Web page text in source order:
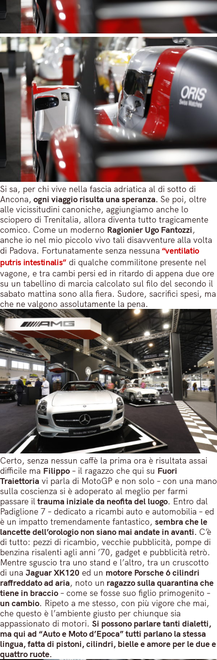
Si sa, per chi vive nella fascia adriatica al di sotto di
Ancona, ogni viaggio risulta una speranza. Se poi, oltre
alle vicissitudini canoniche, aggiungiamo anche lo
sciopero di Trenitalia, allora diventa tutto tragicamente
comico. Come un moderno Ragionier Ugo Fantozzi,
anche io nel mio piccolo vivo tali disavventure alla volta
di Padova. Fortunatamente senza nessuna “ventilatio
putris intestinalis” di qualche commilitone presente nel
vagone, e tra cambi persi ed in ritardo di appena due ore
su un tabellino di marcia calcolato sul filo del secondo il
sabato mattina sono alla fiera. Sudore, sacrifici spesi, ma
che ne valgono assolutamente la pena.
Certo, senza nessun caffè la prima ora è risultata assai
difficile ma Filippo – il ragazzo che qui su Fuori
Traiettoria vi parla di MotoGP e non solo – con una mano
sulla coscienza si è adoperato al meglio per farmi
passare iltrauma iniziale da neofita del luogo. Entro dal
Padiglione 7 – dedicato a ricambi auto e automobilia – ed
è un impatto tremendamente fantastico, sembra che le
lancette dell’orologio non siano mai andate in avanti. C’è
di tutto: pezzi di ricambio, vecchie pubblicità, pompe di
benzina risalenti agli anni ’70, gadget e pubblicità retrò.
Mentre sguscio tra uno stand e l’altro, tra un cruscotto
di una Jaguar XK120 ed un motore Porsche 6 cilindri
raffreddato ad aria, noto un ragazzo sulla quarantina che
tiene in braccio – come se fosse suo figlio primogenito –
un cambio. Ripeto a me stesso, con più vigore che mai,
che questo è l’ambiente giusto per chiunque sia
appassionato di motori. Si possono parlare tanti dialetti,
ma qui ad “Auto e Moto d’Epoca” tutti parlano la stessa
lingua, fatta di pistoni, cilindri, bielle e amore per le due e
quattro ruote.